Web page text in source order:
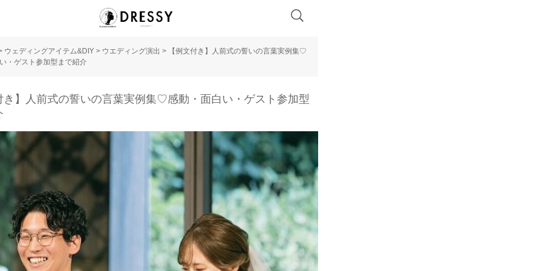
ウェディングアイテム&DIY > ウエディング演出 >
【例文付き】人前式の誓いの言葉実例集♡
・ゲスト参加型まで紹介
き】人前式の誓いの言葉実例集♡感動・面白い・ゲスト参加型